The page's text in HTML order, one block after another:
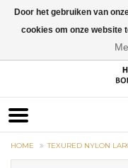
HOME TEXURED NYLON
Door het gebruiken van
cookies om onze website